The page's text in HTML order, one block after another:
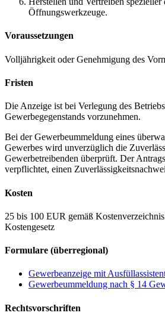
Öffnungswerkzeuge.
Voraussetzungen
Volljährigkeit oder Genehmigung des
Fristen
Die Anzeige ist bei Verlegung des
Gewerbegegenstands vorzunehmen.
Bei der Gewerbeummeldung eines
Gewerbes wird unverzüglich die
Gewerbetreibenden überprüft. Der
verpflichtet, einen
Kosten
25 bis 100 EUR gemäß
Kostengesetz
Formulare (überregional)
Gewerbeanzeige mit
Gewerbeummeldung nach § 14
Rechtsvorschriften